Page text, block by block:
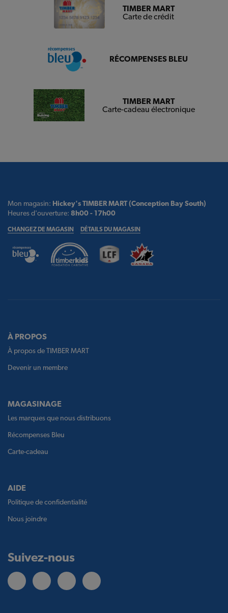
TIMBER MART
Carte de crédit
RÉCOMPENSES BLEU
TIMBER MART
Carte-cadeau électronique
Mon magasin: Hickey's TIMBER MART (Conception Bay South)
Heures d'ouverture: 8h00 - 17h00
CHANGEZ DE MAGASIN DÉTAILS DU MAGASIN
À PROPOS
À propos de TIMBER MART
Devenir un membre
MAGASINAGE
Les marques que nous distribuons
Récompenses Bleu
Carte-cadeau
AIDE
Politique de confidentialité
Nous joindre
Suivez-nous